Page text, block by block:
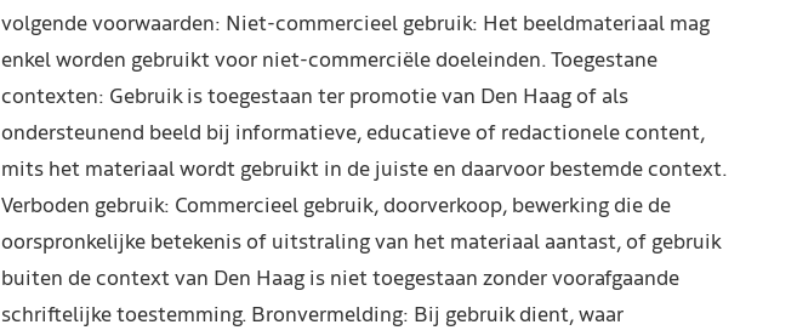
volgende voorwaarden: Niet-commercieel gebruik: Het beeldmateriaal mag
enkel worden gebruikt voor niet-commerciële doeleinden. Toegestane
contexten: Gebruik is toegestaan ter promotie van Den Haag of als
ondersteunend beeld bij informatieve, educatieve of redactionele content,
mits het materiaal wordt gebruikt in de juiste en daarvoor bestemde context.
Verboden gebruik: Commercieel gebruik, doorverkoop, bewerking die de
oorspronkelijke betekenis of uitstraling van het materiaal aantast, of gebruik
buiten de context van Den Haag is niet toegestaan zonder voorafgaande
schriftelijke toestemming. Bronvermelding: Bij gebruik dient, waar